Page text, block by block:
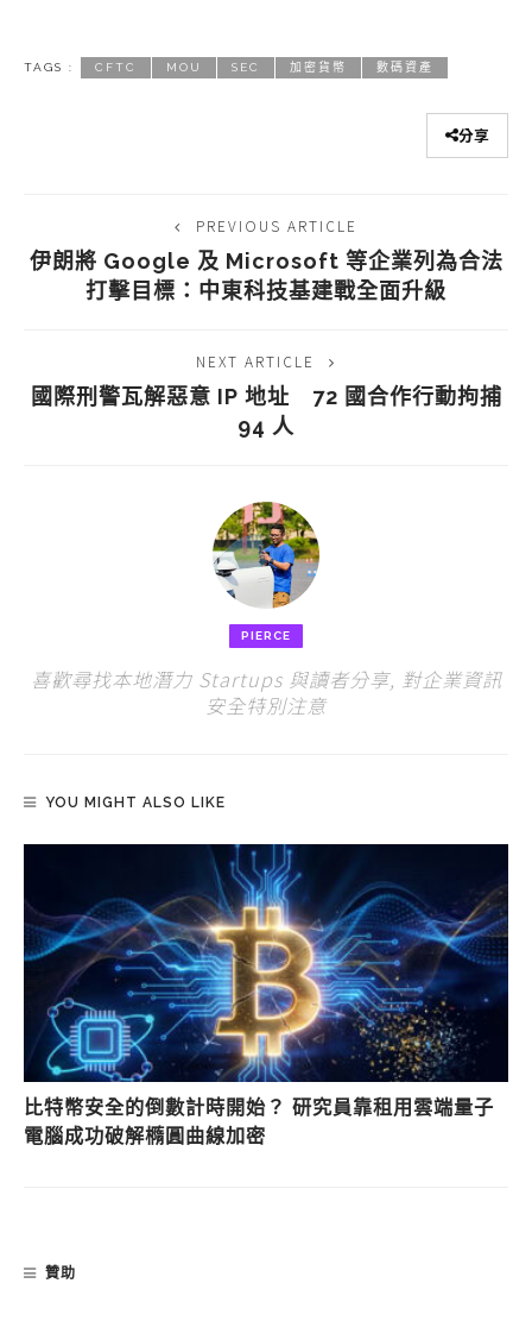
TAGS : CFTC MOU SEC 加密貨幣 數碼資產
分享
PREVIOUS ARTICLE
伊朗將 Google 及 Microsoft 等企業列為合法
打擊目標：中東科技基建戰全面升級
NEXT ARTICLE
國際刑警瓦解惡意 IP 地址 72 國合作行動拘捕
94 人
PIERCE
喜歡尋找本地潛力 Startups 與讀者分享, 對企業資訊
安全特別注意
YOU MIGHT ALSO LIKE
比特幣安全的倒數計時開始？ 研究員靠租用雲端量子
電腦成功破解橢圓曲線加密
贊助